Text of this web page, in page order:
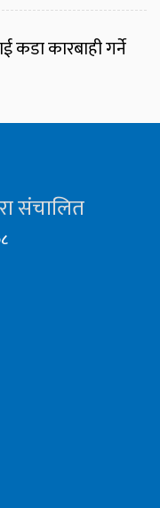
कडा कारबाही गर्ने
संचालित